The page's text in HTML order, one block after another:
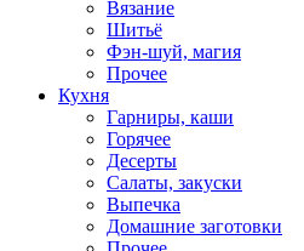
Вязание
Шитьё
Фэн-шуй, магия
Прочее
Кухня
Гарниры, каши
Горячее
Десерты
Салаты, закуски
Выпечка
Домашние заготовки